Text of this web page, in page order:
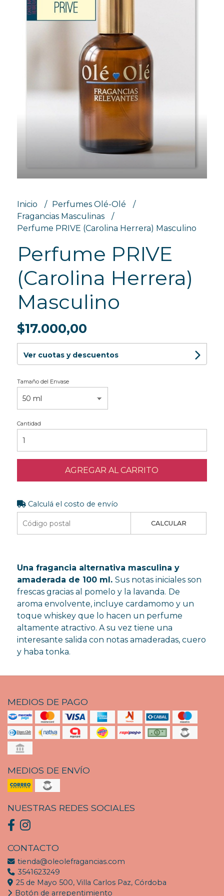
Inicio
Perfumes Olé-Olé
Fragancias Masculinas
Perfume PRIVE (Carolina Herrera) Masculino
Perfume PRIVE
(Carolina Herrera)
Masculino
$17.000,00
Ver cuotas y descuentos
Tamaño del Envase
Cantidad
AGREGAR AL CARRITO
Calculá el costo de envío
CALCULAR
Una fragancia alternativa masculina y
amaderada de 100 ml. Sus notas iniciales son
frescas gracias al pomelo y la lavanda. De
aroma envolvente, incluye cardamomo y un
toque whiskey que lo hacen un perfume
altamente atractivo. A su vez tiene una
interesante salida con notas amaderadas, cuero
y haba tonka.
MEDIOS DE PAGO
MEDIOS DE ENVÍO
NUESTRAS REDES SOCIALES
CONTACTO
tienda@oleolefragancias.com
3541623249
25 de Mayo 500, Villa Carlos Paz, Córdoba
Botón de arrepentimiento